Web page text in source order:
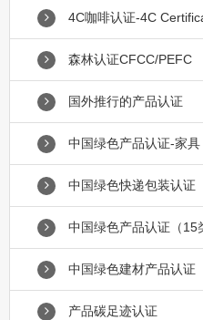
4C咖啡认证-4C
森林认证CFCC/PEFC
国外推行的产品认证
中国绿色产品认证-家具
中国绿色快递包装认证
中国绿色产品认证（15
中国绿色建材产品认证
产品碳足迹认证